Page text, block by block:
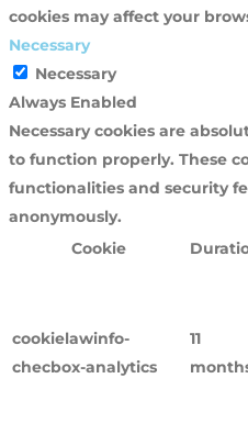
cookies may affect your
Necessary
Necessary
Always Enabled
Necessary cookies are
to function properly. These
functionalities and security
anonymously.
Cookie
cookielawinfo-
checbox-analytics
11